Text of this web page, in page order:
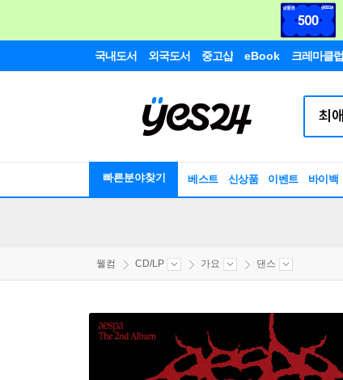
국내도서 외국도서 중고샵 eBook 크레마클럽
빠른분야찾기 베스트 신상품 이벤트 바이백
웰컴 CD/LP 가요 댄스